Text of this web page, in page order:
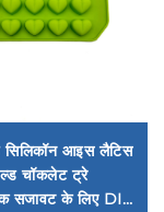
आइस लैटिस
चॉकलेट ट्रे
सजावट के लिए DIY